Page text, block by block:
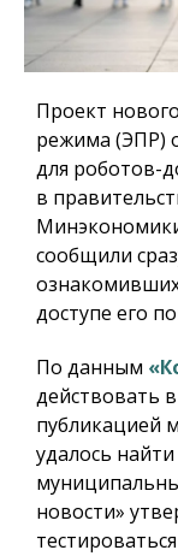
Проект
режима (ЭПР)
для роботов-
в
сообщили
доступе его
По данным
действовать
публикацией
удалось
новости»